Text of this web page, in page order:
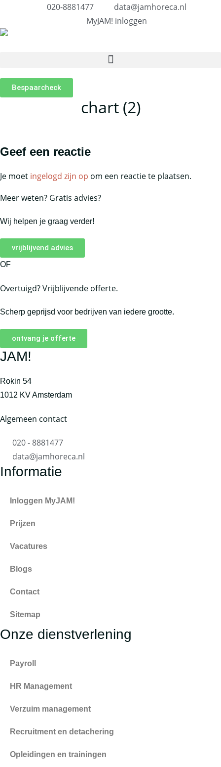
020-8881477
data@jamhoreca.nl
MyJAM! inloggen
Bespaarcheck
chart (2)
Geef een reactie
Je moet ingelogd zijn op om een reactie te plaatsen.
Meer weten? Gratis advies?
Wij helpen je graag verder!
vrijblijvend advies
OF
Overtuigd? Vrijblijvende offerte.
Scherp geprijsd voor bedrijven van iedere grootte.
ontvang je offerte
JAM!
Rokin 54
1012 KV Amsterdam
Algemeen contact
020 - 8881477
data@jamhoreca.nl
Informatie
Inloggen MyJAM!
Prijzen
Vacatures
Blogs
Contact
Sitemap
Onze dienstverlening
Payroll
HR Management
Verzuim management
Recruitment en detachering
Opleidingen en trainingen